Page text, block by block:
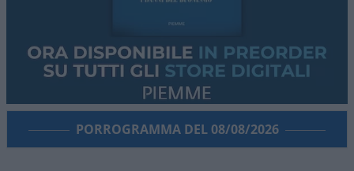
PORROGRAMMA DEL 08/08/2026